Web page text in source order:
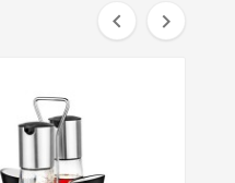
 